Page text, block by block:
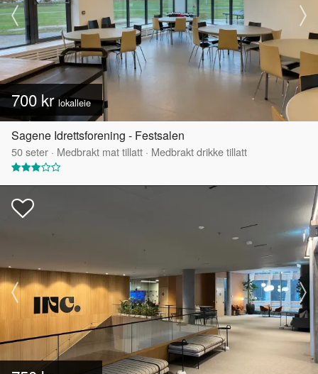
700 krlokalleie
Sagene Idrettsforening - Festsalen
50seter · Medbrakt mat tillatt · Medbrakt drikke tillatt